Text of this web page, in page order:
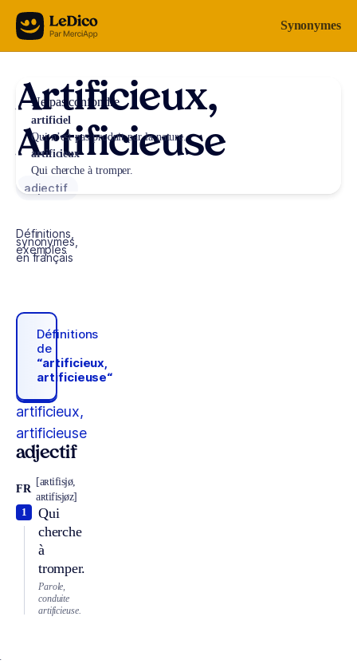
Aller au contenu Synonymes
Artificieux,
Artificieuse
adjectif
Définitions,
synonymes,
exemples
en français
Définitions
de
“artificieux,
artificieuse“
artificieux,
artificieuse
adjectif
FR
[aʀtifisjø,
aʀtifisjøz]
Qui
cherche
à
tromper.
1
Parole,
conduite
artificieuse.
Ne pas confondre
artificiel
Qui n’est pas produit par la nature.
artificieux
Qui cherche à tromper.